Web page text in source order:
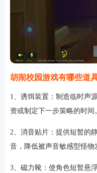
胡闹校园游戏有哪些道
1、诱饵装置：制造临时声
资或制定下一步策略的时间
2、消音贴片：提供短暂的
音，降低被声音敏感型怪物
3、磁力靴：使角色短暂悬